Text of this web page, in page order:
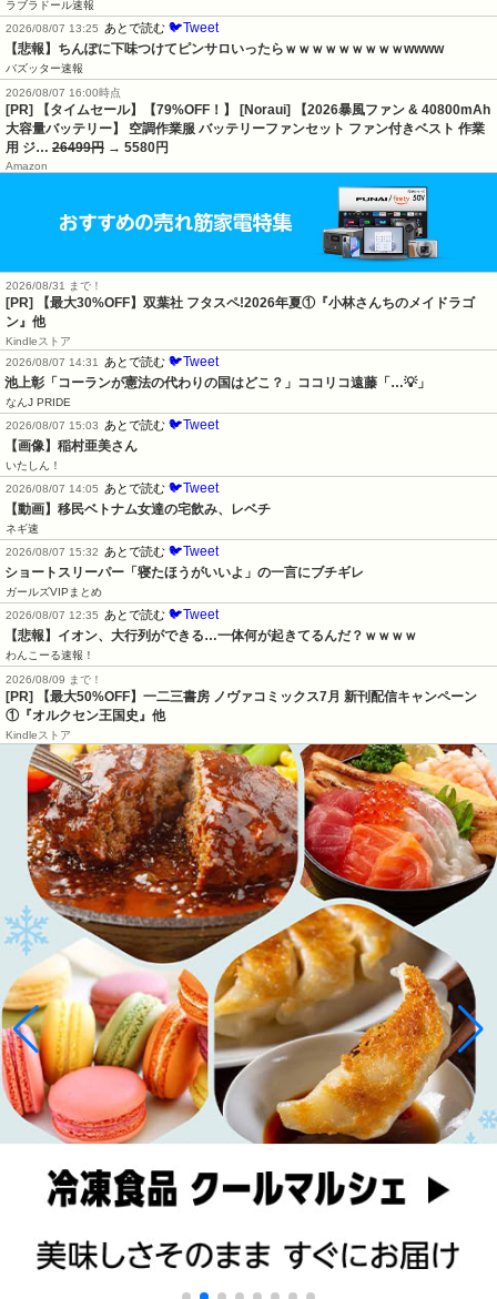
ラブラドール速報
2026/08/07 13:25
あとで読む 🐦Tweet
【悲報】ちんぽに下味つけてピンサロいったらｗｗｗｗｗｗｗｗｗwwww
バズッター速報
2026/08/07 16:00時点
[PR] 【タイムセール】【79%OFF！】 [Noraui] 【2026暴風ファン & 40800mAh
大容量バッテリー】 空調作業服 バッテリーファンセット ファン付きベスト 作業
用 ジ… 26499円 → 5580円
Amazon
2026/08/31 まで！
[PR] 【最大30%OFF】双葉社 フタスペ!2026年夏①『小林さんちのメイドラゴ
ン』他
Kindleストア
2026/08/07 14:31
あとで読む 🐦Tweet
池上彰「コーランが憲法の代わりの国はどこ？」ココリコ遠藤「…💡」
なんJ PRIDE
2026/08/07 15:03
あとで読む 🐦Tweet
【画像】稲村亜美さん
いたしん！
2026/08/07 14:05
あとで読む 🐦Tweet
【動画】移民ベトナム女達の宅飲み、レベチ
ネギ速
2026/08/07 15:32
あとで読む 🐦Tweet
ショートスリーパー「寝たほうがいいよ」の一言にブチギレ
ガールズVIPまとめ
2026/08/07 12:35
あとで読む 🐦Tweet
【悲報】イオン、大行列ができる…一体何が起きてるんだ？ｗｗｗｗ
わんこーる速報！
2026/08/09 まで！
[PR] 【最大50%OFF】一二三書房 ノヴァコミックス7月 新刊配信キャンペーン
①『オルクセン王国史』他
Kindleストア